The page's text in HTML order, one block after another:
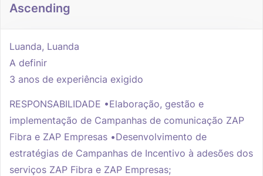
Ascending
Luanda, Luanda
A definir
3 anos de experiência exigido
RESPONSABILIDADE •Elaboração, gestão e
implementação de Campanhas de comunicação ZAP
Fibra e ZAP Empresas •Desenvolvimento de
estratégias de Campanhas de Incentivo à adesões dos
serviços ZAP Fibra e ZAP Empresas;